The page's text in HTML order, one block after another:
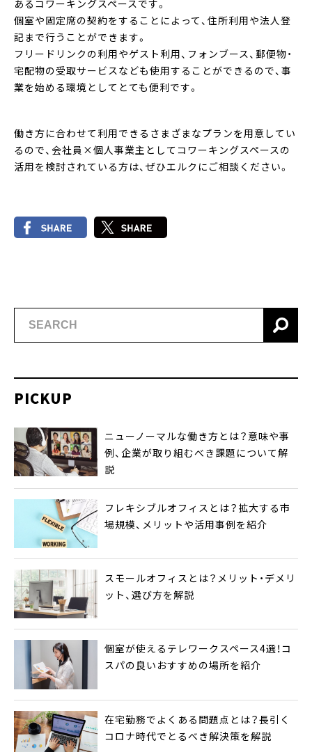
あるコワーキングスペースです。
個室や固定席の契約をすることによって、住所利用や法人登
記まで行うことができます。
フリードリンクの利用やゲスト利用、フォンブース、郵便物・
宅配物の受取サービスなども使用することができるので、事
業を始める環境としてとても便利です。
働き方に合わせて利用できるさまざまなプランを用意してい
るので、会社員×個人事業主としてコワーキングスペースの
活用を検討されている方は、ぜひエルクにご相談ください。
PICKUP
ニューノーマルな働き方とは？意味や事
例、企業が取り組むべき課題について解
説
フレキシブルオフィスとは？拡大する市
場規模、メリットや活用事例を紹介
スモールオフィスとは？メリット・デメリ
ット、選び方を解説
個室が使えるテレワークスペース4選！コ
スパの良いおすすめの場所を紹介
在宅勤務でよくある問題点とは？長引く
コロナ時代でとるべき解決策を解説